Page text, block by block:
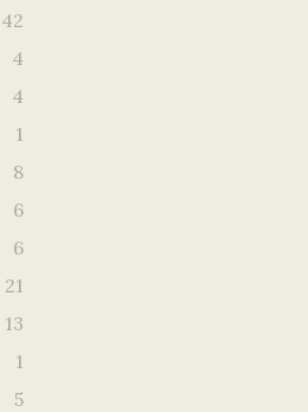
42
4
4
1
8
6
6
21
13
1
5